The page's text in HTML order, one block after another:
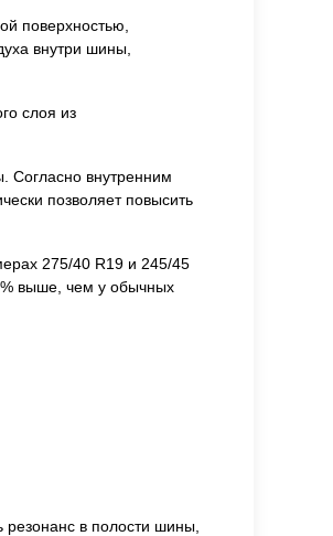
поверхностью,
внутри шины,
слоя из
Согласно внутренним
позволяет повысить
275/40 R19 и 245/45
выше, чем у обычных
в полости шины,